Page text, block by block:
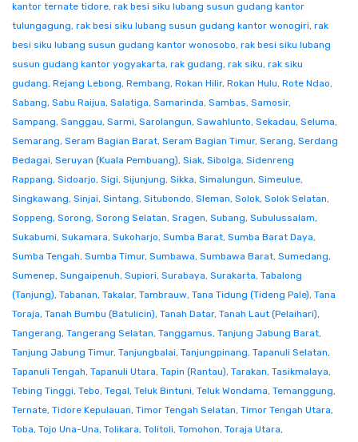
kantor ternate tidore, rak besi siku lubang susun gudang kantor
tulungagung, rak besi siku lubang susun gudang kantor wonogiri, rak
besi siku lubang susun gudang kantor wonosobo, rak besi siku lubang
susun gudang kantor yogyakarta, rak gudang, rak siku, rak siku
gudang, Rejang Lebong, Rembang, Rokan Hilir, Rokan Hulu, Rote Ndao,
Sabang, Sabu Raijua, Salatiga, Samarinda, Sambas, Samosir,
Sampang, Sanggau, Sarmi, Sarolangun, Sawahlunto, Sekadau, Seluma,
Semarang, Seram Bagian Barat, Seram Bagian Timur, Serang, Serdang
Bedagai, Seruyan (Kuala Pembuang), Siak, Sibolga, Sidenreng
Rappang, Sidoarjo, Sigi, Sijunjung, Sikka, Simalungun, Simeulue,
Singkawang, Sinjai, Sintang, Situbondo, Sleman, Solok, Solok Selatan,
Soppeng, Sorong, Sorong Selatan, Sragen, Subang, Subulussalam,
Sukabumi, Sukamara, Sukoharjo, Sumba Barat, Sumba Barat Daya,
Sumba Tengah, Sumba Timur, Sumbawa, Sumbawa Barat, Sumedang,
Sumenep, Sungaipenuh, Supiori, Surabaya, Surakarta, Tabalong
(Tanjung), Tabanan, Takalar, Tambrauw, Tana Tidung (Tideng Pale), Tana
Toraja, Tanah Bumbu (Batulicin), Tanah Datar, Tanah Laut (Pelaihari),
Tangerang, Tangerang Selatan, Tanggamus, Tanjung Jabung Barat,
Tanjung Jabung Timur, Tanjungbalai, Tanjungpinang, Tapanuli Selatan,
Tapanuli Tengah, Tapanuli Utara, Tapin (Rantau), Tarakan, Tasikmalaya,
Tebing Tinggi, Tebo, Tegal, Teluk Bintuni, Teluk Wondama, Temanggung,
Ternate, Tidore Kepulauan, Timor Tengah Selatan, Timor Tengah Utara,
Toba, Tojo Una-Una, Tolikara, Tolitoli, Tomohon, Toraja Utara,